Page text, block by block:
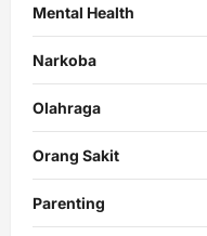
Mental Health
Narkoba
Olahraga
Orang Sakit
Parenting